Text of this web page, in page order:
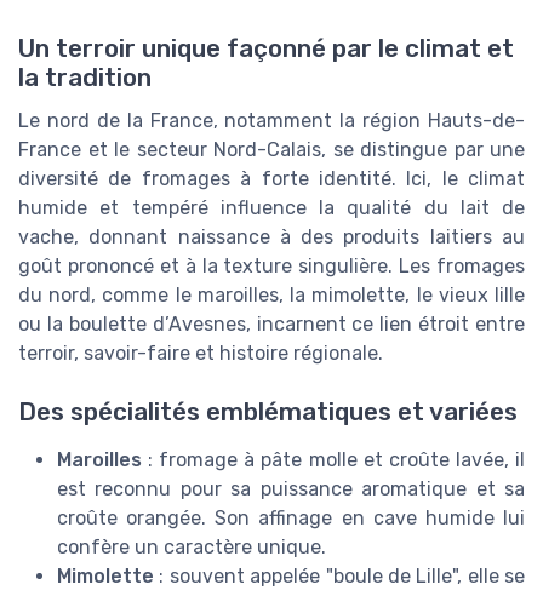
Un terroir unique façonné par le climat et
la tradition
Le nord de la France, notamment la région Hauts-de-
France et le secteur Nord-Calais, se distingue par une
diversité de fromages à forte identité. Ici, le climat
humide et tempéré influence la qualité du lait de
vache, donnant naissance à des produits laitiers au
goût prononcé et à la texture singulière. Les fromages
du nord, comme le maroilles, la mimolette, le vieux lille
ou la boulette d’Avesnes, incarnent ce lien étroit entre
terroir, savoir-faire et histoire régionale.
Des spécialités emblématiques et variées
Maroilles : fromage à pâte molle et croûte lavée, il
est reconnu pour sa puissance aromatique et sa
croûte orangée. Son affinage en cave humide lui
confère un caractère unique.
Mimolette : souvent appelée "boule de Lille", elle se